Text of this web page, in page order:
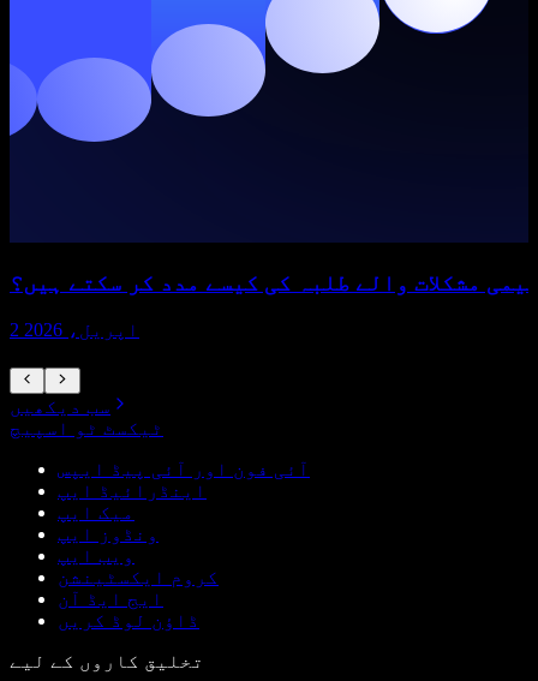
مشکلات والے طلبہ کی کیسے مدد کر سکتے ہیں؟
2 اپریل، 2026
سب دیکھیں
ٹیکسٹ ٹو اسپیچ
آئی فون اور آئی پیڈ ایپس
اینڈرائیڈ ایپ
میک ایپ
ونڈوز ایپ
ویب ایپ
کروم ایکسٹینشن
ایج ایڈ آن
ڈاؤن لوڈ کریں
تخلیق کاروں کے لیے